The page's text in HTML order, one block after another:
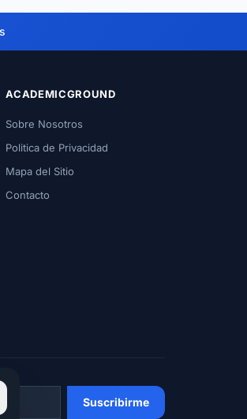
ACADEMICGROUND
Sobre Nosotros
Politica de Privacidad
Mapa del Sitio
Contacto
Suscribirme